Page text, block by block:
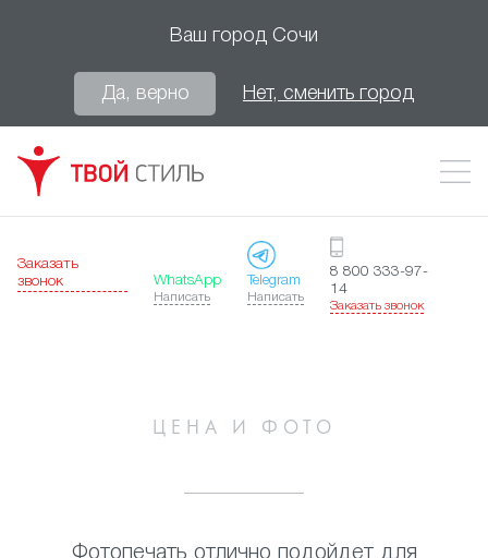
Ваш город Сочи
Да, верно Нет, сменить город
Заказать
звонок
WhatsApp
Написать
Telegram
Написать
8 800 333-97-
14
Заказать звонок
ЦЕНА И ФОТО
Фотопечать отлично подойдет для